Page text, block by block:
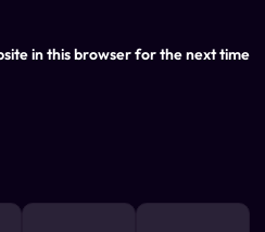
in this browser for the next time